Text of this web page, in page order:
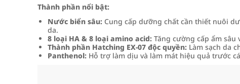
Thành phần nổi bật:
Nước biển sâu: Cung cấp dưỡng chất cần thiết nuôi
da.
8 loại HA & 8 loại amino acid: Tăng cường cấp ẩm
Thành phần Hatching EX-07 độc quyền: Làm sạch da
Panthenol: Hỗ trợ làm dịu và làm mát hiệu quả trước